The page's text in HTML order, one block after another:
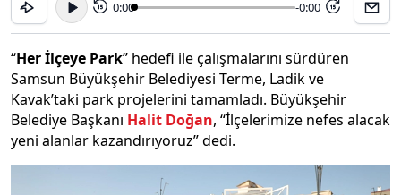
15 0:00 -0:00 15
“Her İlçeye Park” hedefi ile çalışmalarını sürdüren
Samsun Büyükşehir Belediyesi Terme, Ladik ve
Kavak’taki park projelerini tamamladı. Büyükşehir
Belediye Başkanı Halit Doğan, “İlçelerimize nefes alacak
yeni alanlar kazandırıyoruz” dedi.